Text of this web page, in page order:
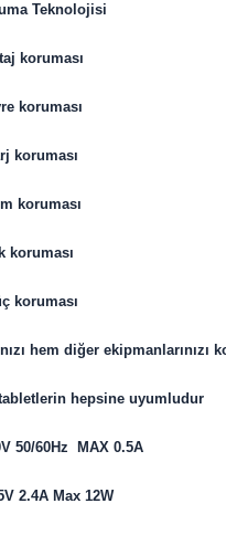
Teknolojisi
koruması
koruması
koruması
koruması
koruması
koruması
hem diğer ekipmanlarınızı
hepsine uyumludur
50/60Hz MAX 0.5A
2.4A Max 12W